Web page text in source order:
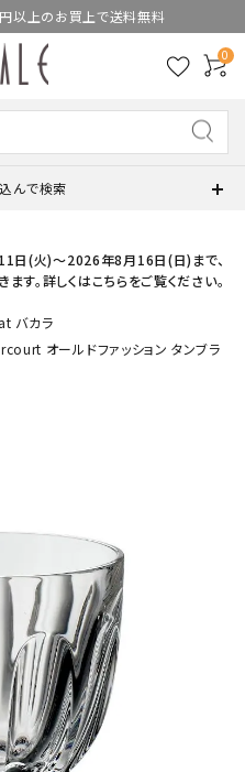
以上のお買上で送料無料
0
んで検索
(火)～2026年8月16日(日)まで、
す。詳しくはこちらをご覧ください。
バカラ
オールドファッション タンブラ